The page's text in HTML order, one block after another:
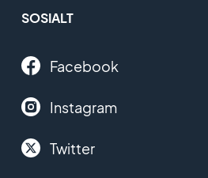
SOSIALT
Facebook
Instagram
Twitter